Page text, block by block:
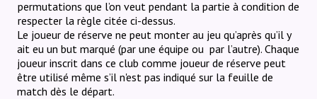
permutations que l’on veut pendant la partie à condition de
respecter la règle citée ci-dessus.
Le joueur de réserve ne peut monter au jeu qu’après qu’il y
ait eu un but marqué (par une équipe ou par l’autre). Chaque
joueur inscrit dans ce club comme joueur de réserve peut
être utilisé même s’il n'est pas indiqué sur la feuille de
match dès le départ.